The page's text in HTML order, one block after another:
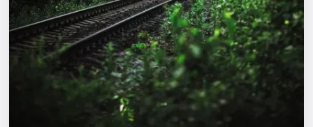
Артисты
Рейтинги